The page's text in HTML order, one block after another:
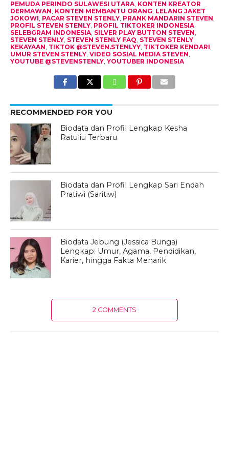
PEMUDA PERINDO SULAWESI UTARA, KONTEN KREATOR
DERMAWAN KONTEN MEMBANTU ORANG LELANG JAKET
JOKOWI PACAR STEVEN STENLY, PRANK MANDARIN STEVEN
PROFIL STEVEN STENLY, PROFIL TIKTOKER INDONESIA,
SELEBGRAM INDONESIA, SILVER PLAY BUTTON STEVEN
STEVEN STENLY, STEVEN STENLY FAQ STEVEN STENLY
KEKAYAAN TIKTOK @STEVEN.STENLYY, TIKTOKER KENDARI
UMUR STEVEN STENLY, VIDEO SOSIAL MEDIA STEVEN
YOUTUBE @STEVENSTENLY, YOUTUBER INDONESIA
RECOMMENDED FOR YOU
Biodata dan Profil Lengkap Kesha
Ratuliu Terbaru
Biodata dan Profil Lengkap Sari Endah
Pratiwi (Saritiw)
Biodata Jebung (Jessica Bunga)
Lengkap: Umur, Agama, Pendidikan,
Karier, hingga Fakta Menarik
2 COMMENTS